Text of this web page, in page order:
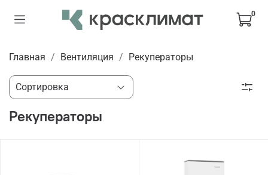
0
Главная Вентиляция Рекуператоры
Рекуператоры